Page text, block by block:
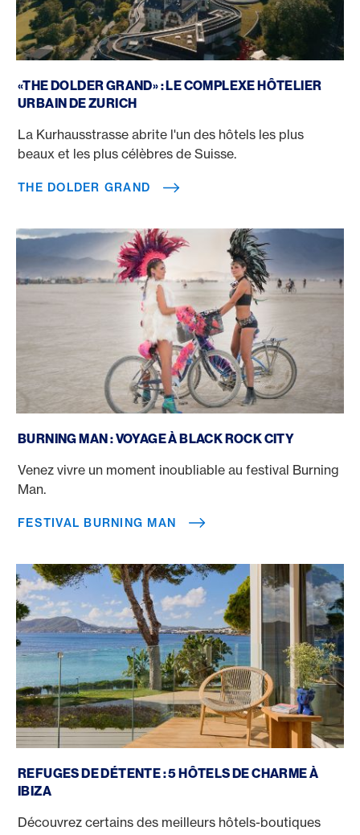
«THE DOLDER GRAND» : LE COMPLEXE HÔTELIER
URBAIN DE ZURICH
La Kurhausstrasse abrite l'un des hôtels les plus
beaux et les plus célèbres de Suisse.
THE DOLDER GRAND
BURNING MAN : VOYAGE À BLACK ROCK CITY
Venez vivre un moment inoubliable au festival Burning
Man.
FESTIVAL BURNING MAN
REFUGES DE DÉTENTE : 5 HÔTELS DE CHARME À
IBIZA
Découvrez certains des meilleurs hôtels-boutiques